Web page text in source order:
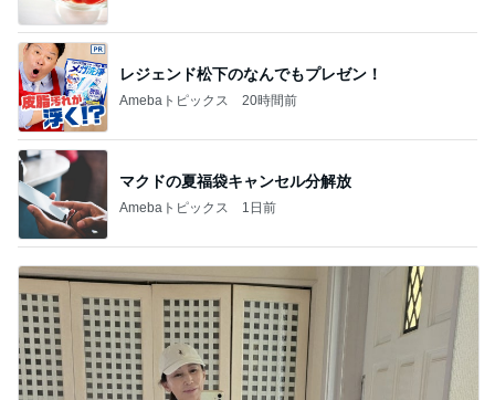
レジェンド松下のなんでもプレゼン！
Amebaトピックス 20時間前
マクドの夏福袋キャンセル分解放
Amebaトピックス 1日前